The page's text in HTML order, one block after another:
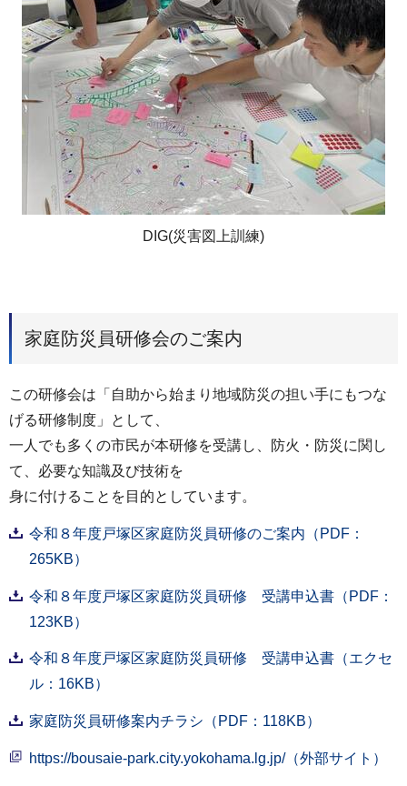
DIG(災害図上訓練)
家庭防災員研修会のご案内
この研修会は「自助から始まり地域防災の担い手にもつな
げる研修制度」として、
一人でも多くの市民が本研修を受講し、防火・防災に関し
て、必要な知識及び技術を
身に付けることを目的としています。
令和８年度戸塚区家庭防災員研修のご案内（PDF：
265KB）
令和８年度戸塚区家庭防災員研修 受講申込書（PDF：
123KB）
令和８年度戸塚区家庭防災員研修 受講申込書（エクセ
ル：16KB）
家庭防災員研修案内チラシ（PDF：118KB）
https://bousaie-park.city.yokohama.lg.jp/（外部サイト）